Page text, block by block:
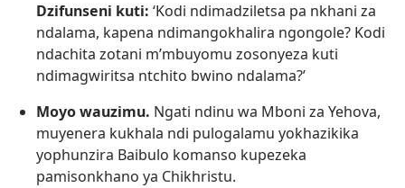
Dzifunseni kuti: ‘Kodi ndimadziletsa pa nkhani za
ndalama, kapena ndimangokhalira ngongole? Kodi
ndachita zotani m’mbuyomu zosonyeza kuti
ndimagwiritsa ntchito bwino ndalama?’
Moyo wauzimu. Ngati ndinu wa Mboni za Yehova,
muyenera kukhala ndi pulogalamu yokhazikika
yophunzira Baibulo komanso kupezeka
pamisonkhano ya Chikhristu.